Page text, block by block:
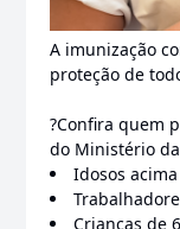
A imunização
proteção de
?Confira quem
do Ministério
Idosos
Crianças de